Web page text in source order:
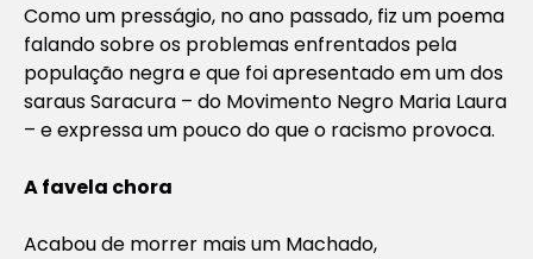
Como um presságio, no ano passado, fiz um poema
falando sobre os problemas enfrentados pela
população negra e que foi apresentado em um dos
saraus Saracura – do Movimento Negro Maria Laura
– e expressa um pouco do que o racismo provoca.
A favela chora
Acabou de morrer mais um Machado,